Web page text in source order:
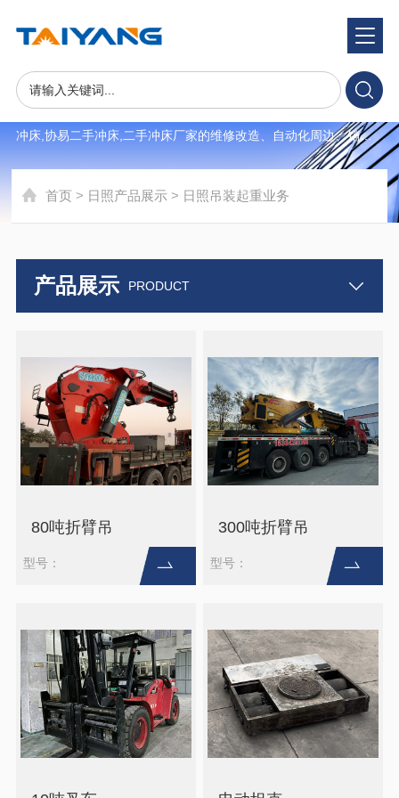
产品展示 product
冲床,协易二手冲床,二手冲床厂家的维修改造、自动化周边、销
售、售后一体式交钥匙服务并提供二手冲床自动化,二手冲床买卖,
子、KET、等高端电子制造企业。
首页 > 日照产品展示 > 日照吊装起重业务
产品展示 PRODUCT
80吨折臂吊
型号：
300吨折臂吊
型号：